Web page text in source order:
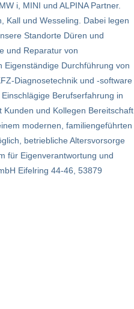
i, MINI und ALPINA Partner.
Kall und Wesseling. Dabei legen
Standorte Düren und
und Reparatur von
Durchführung von
Diagnosetechnik und -software
Berufserfahrung in
und Kollegen Bereitschaft
modernen, familiengeführten
betriebliche Altersvorsorge
für Eigenverantwortung und
Eifelring 44-46, 53879